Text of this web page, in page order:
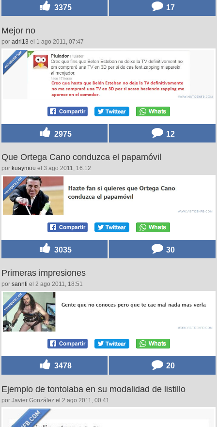
3375 17
Mejor no
por adri13 el 1 ago 2011, 07:47
2975 12
Que Ortega Cano conduzca el papamóvil
por kuaymou el 3 ago 2011, 16:12
3035 30
Primeras impresiones
por sannti el 2 ago 2011, 18:51
3478 20
Ejemplo de tontolaba en su modalidad de listillo
por Javier González el 2 ago 2011, 00:41